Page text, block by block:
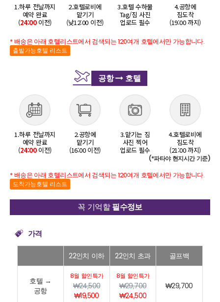
1.하루 전날까지
예약 완료
(24:00이전)
2.호텔로비에
맡기기
(낮12:00 이전)
3.호텔 수하물
Tag/짐 사진
업로드 필수
4.공항에
짐도착
(19:00 까지)
* 배송은 아래 호텔리스트에서 검색되는 120여개 호텔에서만 가능합니다.
출발가능호텔 리스트
공항 호텔
1.하루 전날까지
예약 완료
(24:00이전)
2.공항에
맡기기
(16:00 이전)
3.맡기는 짐
사진 찍어
업로드 필수
4.호텔로비에
짐도착
(21:00 까지)
(*파타야 현지시간 기준)
* 배송은 아래 호텔리스트에서 검색되는 120여개 호텔에서만 가능합니다.
도착가능호텔 리스트
꼭 기억할필수정보
가격
22인치 이하 22인치 초과 골프백
호텔 →
공항
8월 할인특가
₩24,500
₩19,500
8월 할인특가
₩29,700
₩24,500
₩29,700